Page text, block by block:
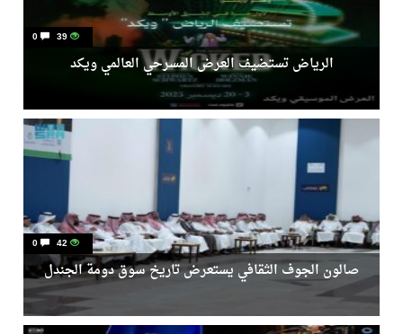
39
الرياض تستضيف العرض المسرحي العالمي ويكد
42
صالون الجوف الثقافي يستعرض تاريخ سوق دومة الجندل